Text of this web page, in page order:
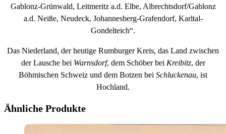
Gablonz-Grünwald, Leitmeritz a.d. Elbe, Albrechtsdorf/Gablonz
a.d. Neiße, Neudeck, Johannesberg-Grafendorf, Karltal-
Gondelteich“.
Das Niederland, der heutige Rumburger Kreis, das Land zwischen
der Lausche bei Warnsdorf, dem Schöber bei Kreibitz, der
Böhmischen Schweiz und dem Botzen bei Schluckenau, ist
Hochland.
Ähnliche Produkte